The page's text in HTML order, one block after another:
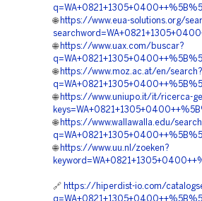
🌐 https://www.eua-solutions.org/
🌐 https://www.uax.com/buscar?
🌐 https://www.moz.ac.at/en/search?
🌐 https://www.uniupo.it/it/ricerca-
🌐 https://www.wallawalla.edu/
🌐 https://www.uu.nl/zoeken?
🔗 https://hiperdist-io.com/